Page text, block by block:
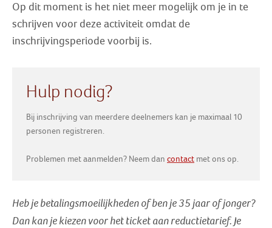
Op dit moment is het niet meer mogelijk om je in te
schrijven voor deze activiteit omdat de
inschrijvingsperiode voorbij is.
Hulp nodig?
Bij inschrijving van meerdere deelnemers kan je maximaal 10
personen registreren.
Problemen met aanmelden? Neem dancontact met ons op.
Heb je betalingsmoeilijkheden of ben je 35 jaar of jonger?
Dan kan je kiezen voor het ticket aan reductietarief. Je